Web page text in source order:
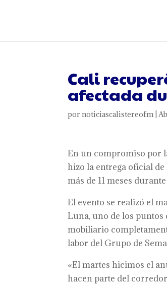
Cali
afectada
pornoticiascalistereofm|
En un compromiso por
hizo la entrega oficial de
más de 11 meses
El evento se realizó el
Luna, uno de los
mobiliario
labor del Grupo de
«El martes hicimos el
hacen parte del